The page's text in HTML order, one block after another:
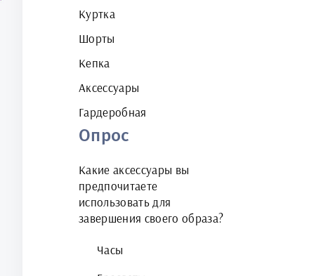
Куртка
Шорты
Кепка
Аксессуары
Гардеробная
Опрос
Какие аксессуары вы
предпочитаете
использовать для
завершения своего образа?
Часы